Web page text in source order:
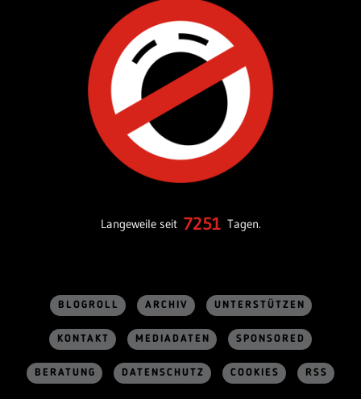
Langeweile seit 7251 Tagen.
BLOGROLL ARCHIV UNTERSTÜTZEN
KONTAKT MEDIADATEN SPONSORED
BERATUNG DATENSCHUTZ COOKIES RSS